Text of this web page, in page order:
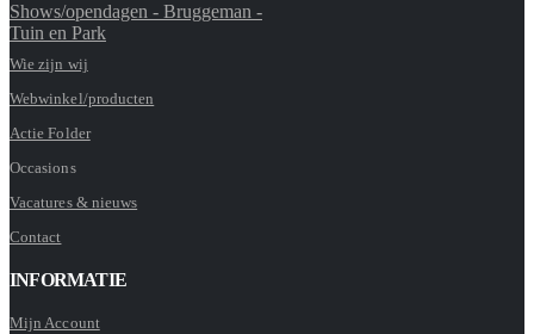
Shows/opendagen - Bruggeman -
Tuin en Park
Wie zijn wij
Webwinkel/producten
Actie Folder
Occasions
Vacatures & nieuws
Contact
INFORMATIE
Mijn Account